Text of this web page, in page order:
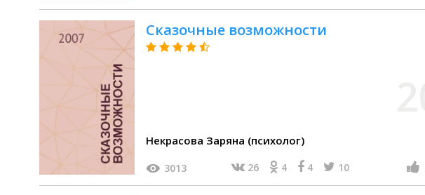
Сказочные возможности
Некрасова Заряна (психолог)
3013 26 4 4 10